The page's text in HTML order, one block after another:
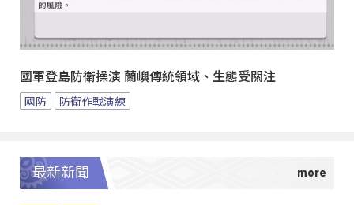
國軍登島防衛操演 蘭嶼傳統領域、生態受關注
國防 防衛作戰演練
最新新聞